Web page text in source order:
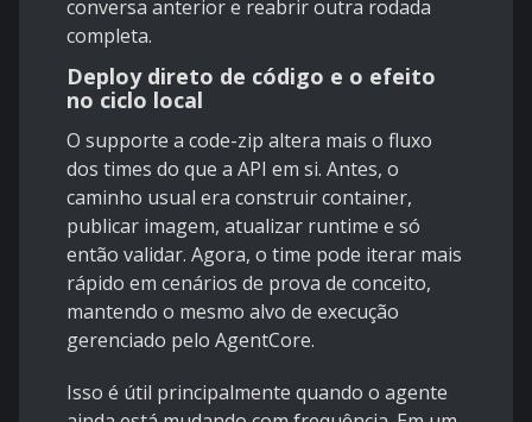
conversa anterior e reabrir outra rodada
completa.
Deploy direto de código e o efeito
no ciclo local
O supporte a code-zip altera mais o fluxo
dos times do que a API em si. Antes, o
caminho usual era construir container,
publicar imagem, atualizar runtime e só
então validar. Agora, o time pode iterar mais
rápido em cenários de prova de conceito,
mantendo o mesmo alvo de execução
gerenciado pelo AgentCore.
Isso é útil principalmente quando o agente